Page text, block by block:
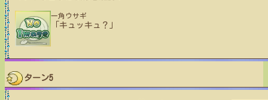
一角ウサギ
「キュッキュ？」
ターン5